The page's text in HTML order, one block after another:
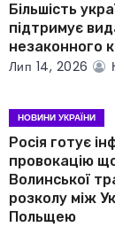
Більшість
підтримує
незаконного
Лип 14, 2026
НОВИНИ УКРАЇНИ
Росія готує
провокацію
Волинської
розколу між
Польщею